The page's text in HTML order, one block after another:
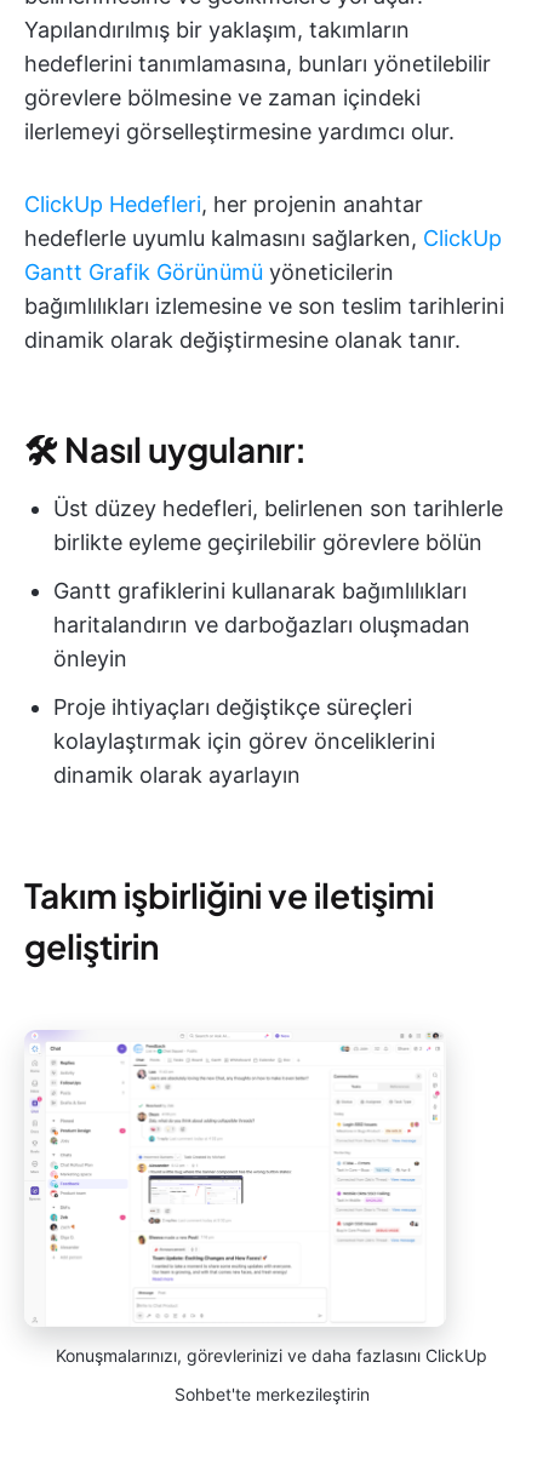
Yapılandırılmış bir yaklaşım, takımların
hedeflerini tanımlamasına, bunları yönetilebilir
görevlere bölmesine ve zaman içindeki
ilerlemeyi görselleştirmesine yardımcı olur.
ClickUp Hedefleri, her projenin anahtar
hedeflerle uyumlu kalmasını sağlarken, ClickUp
Gantt Grafik Görünümü yöneticilerin
bağımlılıkları izlemesine ve son teslim tarihlerini
dinamik olarak değiştirmesine olanak tanır.
🛠 Nasıl uygulanır:
Üst düzey hedefleri, belirlenen son tarihlerle
birlikte eyleme geçirilebilir görevlere bölün
Gantt grafiklerini kullanarak bağımlılıkları
haritalandırın ve darboğazları oluşmadan
önleyin
Proje ihtiyaçları değiştikçe süreçleri
kolaylaştırmak için görev önceliklerini
dinamik olarak ayarlayın
Takım işbirliğini ve iletişimi
geliştirin
Konuşmalarınızı, görevlerinizi ve daha fazlasını ClickUp
Sohbet'te merkezileştirin